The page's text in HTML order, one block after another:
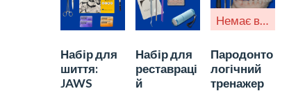
Набір для
шиття:
JAWS
Набір для
реставраці
й
Немає в наявності
Пародонто
логічний
тренажер